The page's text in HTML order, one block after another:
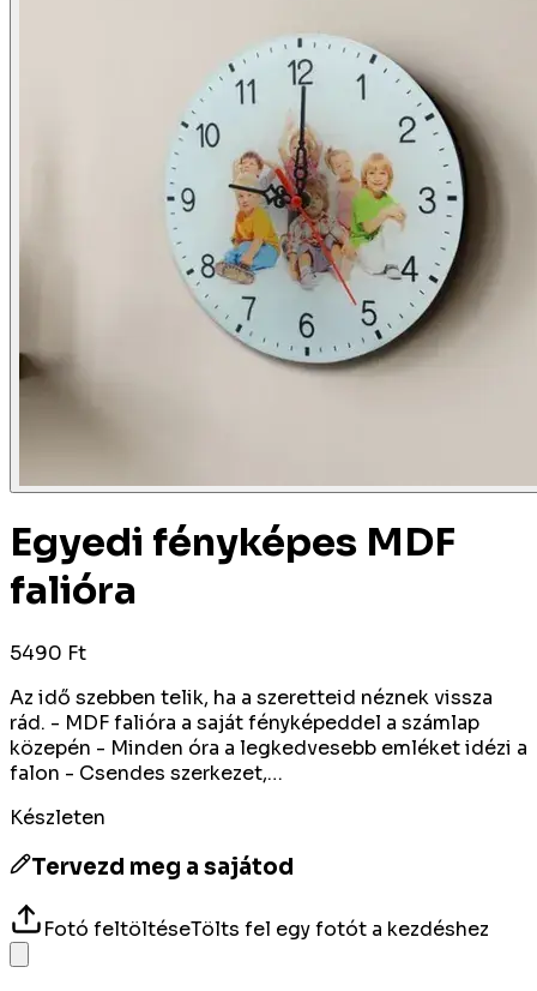
Egyedi fényképes MDF
falióra
5490 Ft
Az idő szebben telik, ha a szeretteid néznek vissza
rád. - MDF falióra a saját fényképeddel a számlap
közepén - Minden óra a legkedvesebb emléket idézi a
falon - Csendes szerkezet,…
Készleten
Tervezd meg a sajátod
Fotó feltöltéseTölts fel egy fotót a kezdéshez